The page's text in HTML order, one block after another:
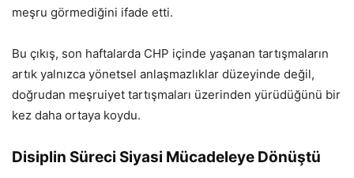
meşru görmediğini ifade etti.
Bu çıkış, son haftalarda CHP içinde yaşanan tartışmaların
artık yalnızca yönetsel anlaşmazlıklar düzeyinde değil,
doğrudan meşruiyet tartışmaları üzerinden yürüdüğünü bir
kez daha ortaya koydu.
Disiplin Süreci Siyasi Mücadeleye Dönüştü